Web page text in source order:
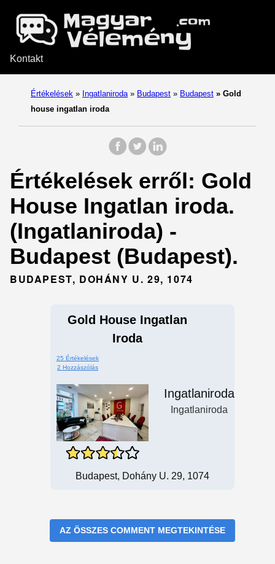
Kontakt
Értékelések » Ingatlaniroda » Budapest » Budapest » Gold
house ingatlan iroda
Értékelések erről: Gold
House Ingatlan iroda.
(Ingatlaniroda) -
Budapest (Budapest).
BUDAPEST, DOHÁNY U. 29, 1074
Gold House Ingatlan
Iroda
25 Értékelések
2 Hozzászólás
Ingatlaniroda
Ingatlaniroda
Budapest, Dohány U. 29, 1074
AZ ÖSSZES COMMENT MEGTEKINTÉSE